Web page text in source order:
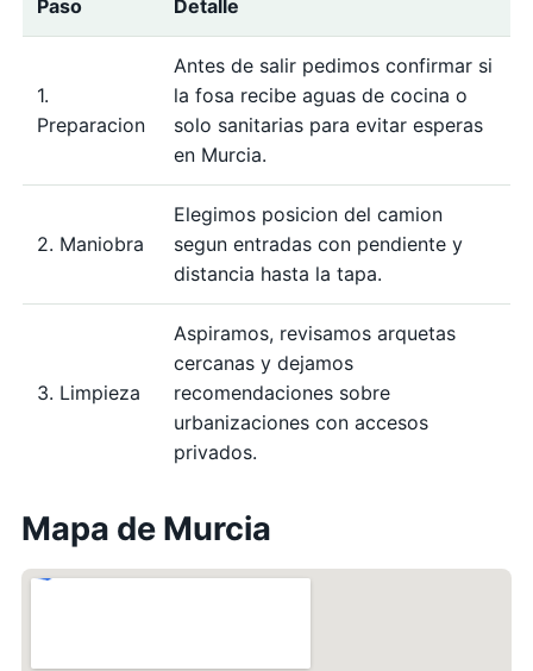
Paso Detalle
1.
Preparacion
Antes de salir pedimos confirmar si
la fosa recibe aguas de cocina o
solo sanitarias para evitar esperas
en Murcia.
2. Maniobra
Elegimos posicion del camion
segun entradas con pendiente y
distancia hasta la tapa.
3. Limpieza
Aspiramos, revisamos arquetas
cercanas y dejamos
recomendaciones sobre
urbanizaciones con accesos
privados.
Mapa de Murcia